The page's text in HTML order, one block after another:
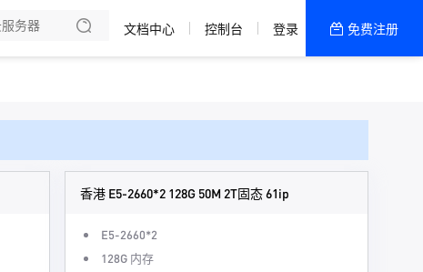
文档中心 控制台 登录 免费注册
香港 E5-2660*2 128G 50M 2T固态 61ip
E5-2660*2
128G 内存